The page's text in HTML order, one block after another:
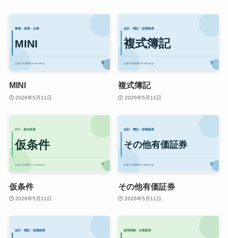
MINI
2026年5月11日
複式簿記
2026年5月11日
仮条件
2026年5月11日
その他有価証券
2026年5月11日